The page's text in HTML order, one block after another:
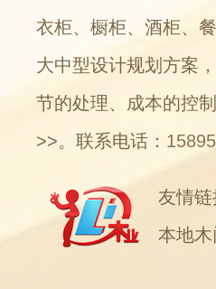
衣柜、橱柜、酒柜、
大中型设计规划方案
节的处理、成本的控
>>。联系电话：
友情链
本地